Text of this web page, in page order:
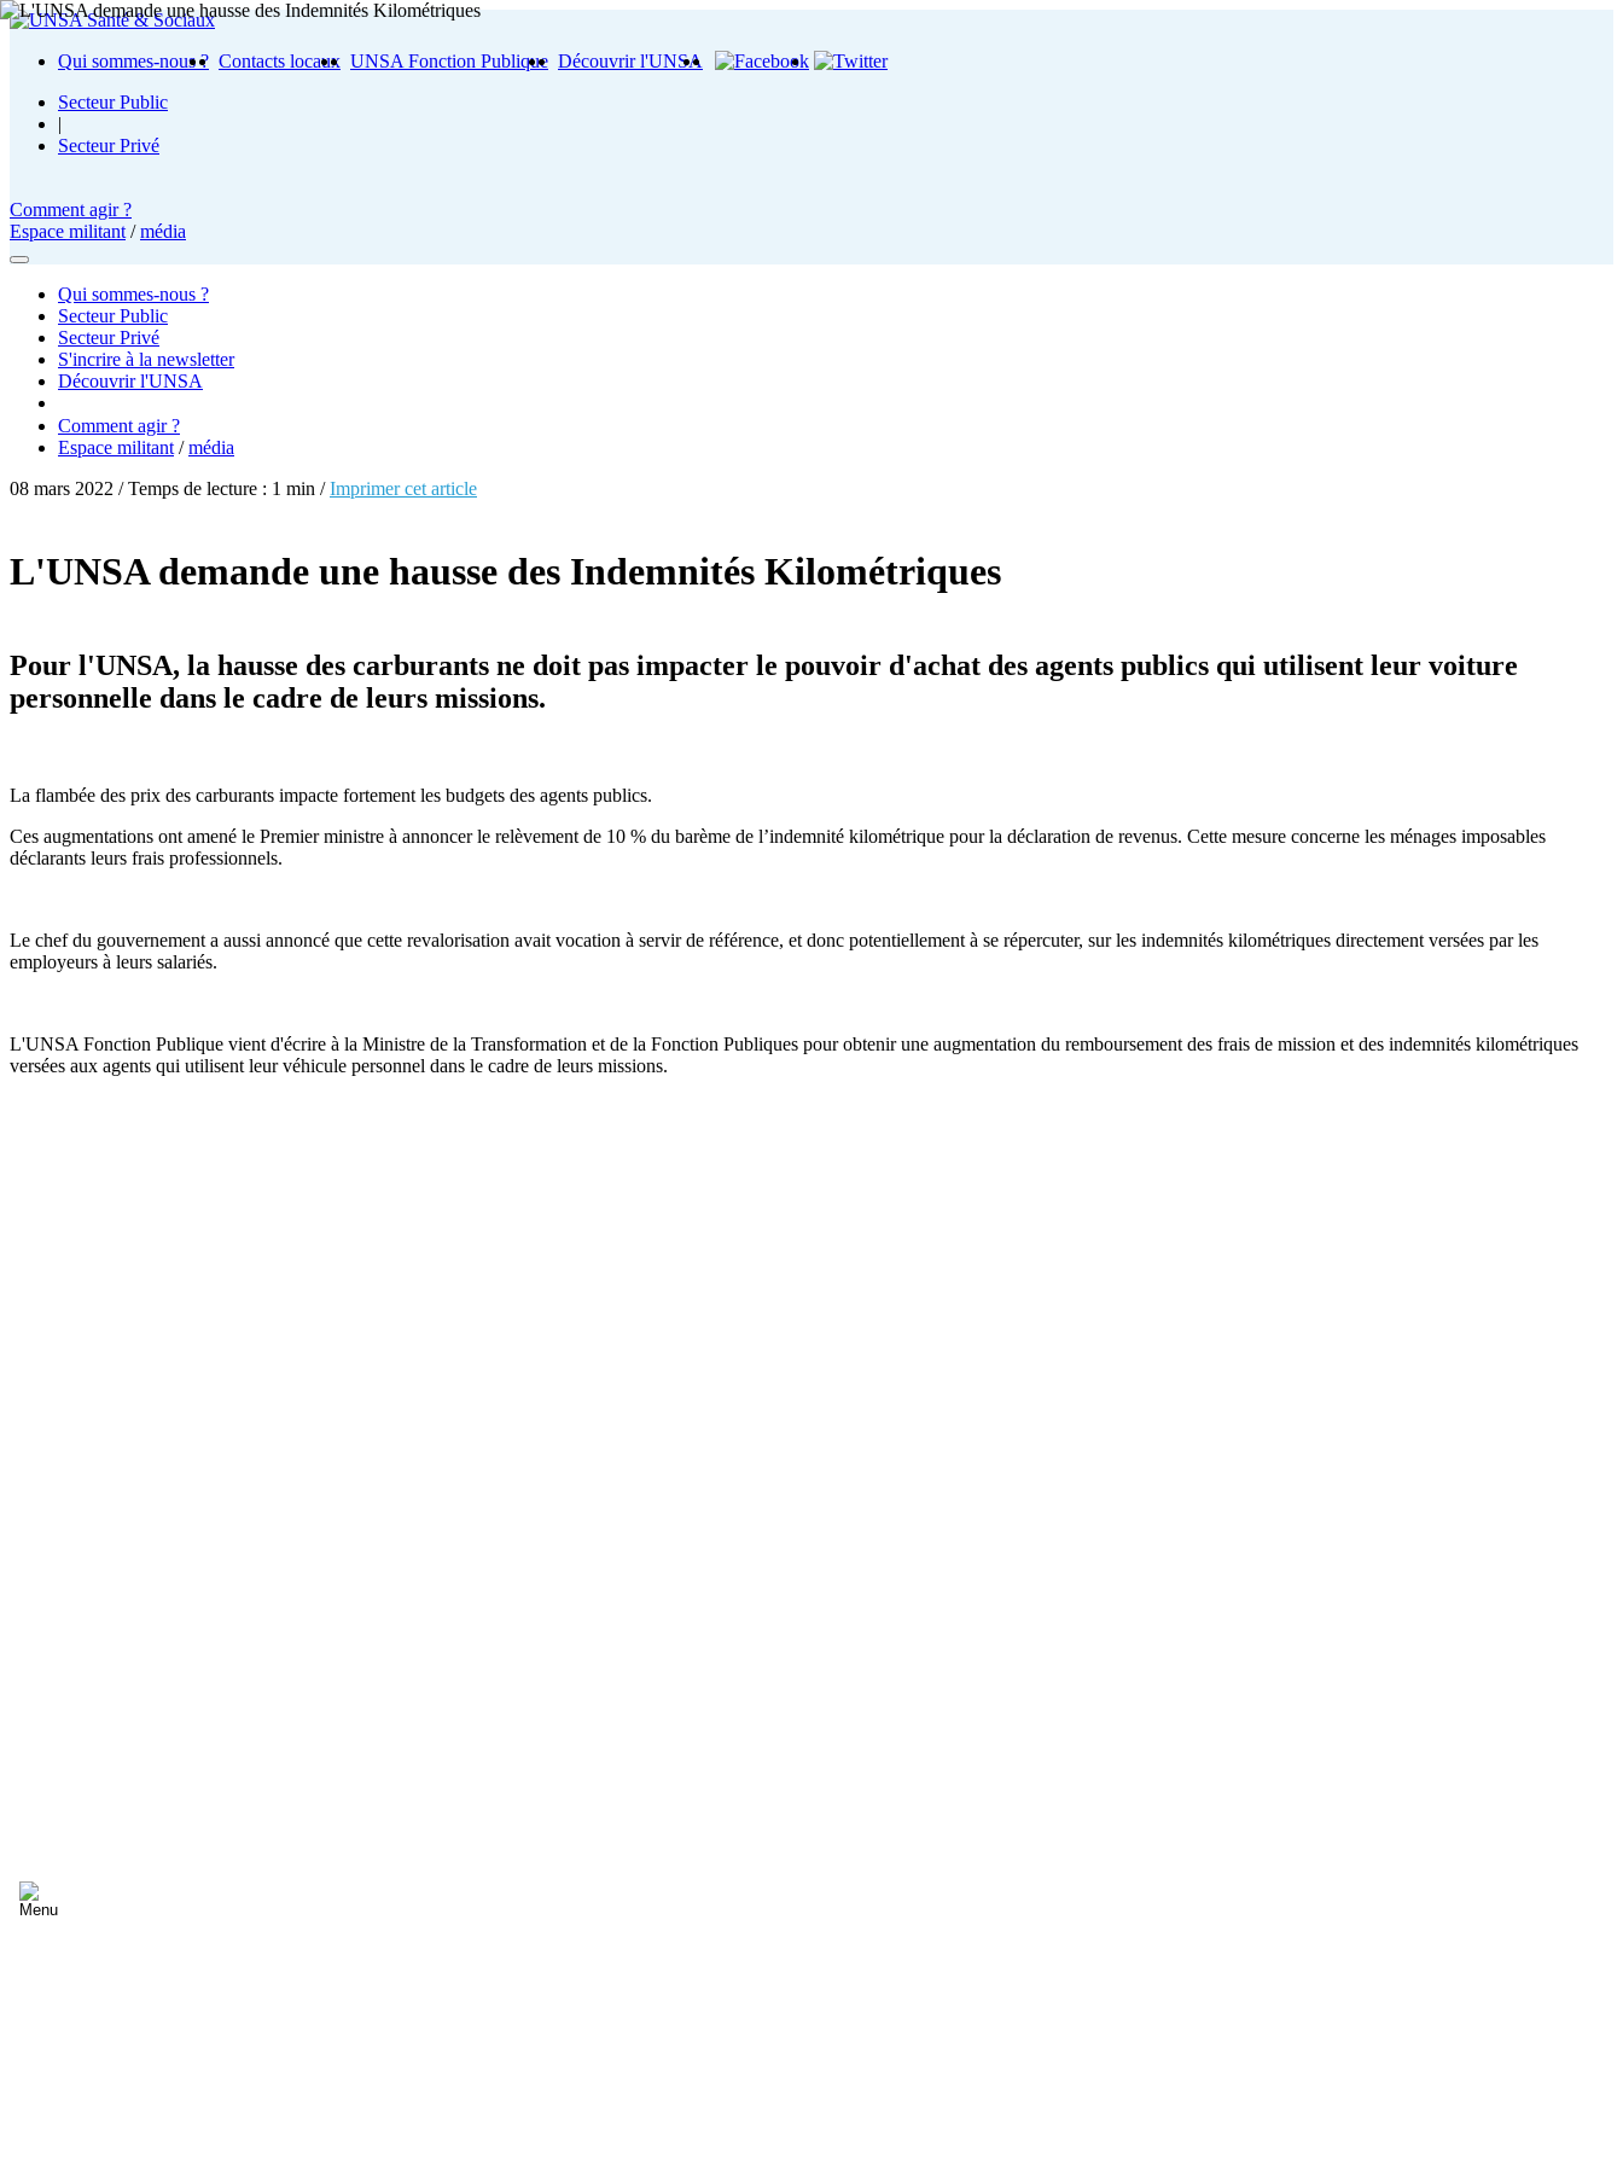
Qui sommes-nous ? Contacts locaux UNSA Fonction Publique Découvrir l'UNSA
Secteur Public
|
Secteur Privé
Comment agir ?
Espace militant /média
Qui sommes-nous ?
Secteur Public
Secteur Privé
S'incrire à la newsletter
Découvrir l'UNSA
Comment agir ?
Espace militant /média
08 mars 2022 / Temps de lecture : 1 min /Imprimer cet article
L'UNSA demande une hausse des Indemnités Kilométriques
Pour l'UNSA, la hausse des carburants ne doit pas impacter le pouvoir d'achat des agents publics qui utilisent leur voiture
personnelle dans le cadre de leurs missions.
La flambée des prix des carburants impacte fortement les budgets des agents publics.
Ces augmentations ont amené le Premier ministre à annoncer le relèvement de 10 % du barème de l’indemnité kilométrique pour la déclaration de revenus. Cette mesure concerne les ménages imposables
déclarants leurs frais professionnels.
Le chef du gouvernement a aussi annoncé que cette revalorisation avait vocation à servir de référence, et donc potentiellement à se répercuter, sur les indemnités kilométriques directement versées par les
employeurs à leurs salariés.
L'UNSA Fonction Publique vient d'écrire à la Ministre de la Transformation et de la Fonction Publiques pour obtenir une augmentation du remboursement des frais de mission et des indemnités kilométriques
versées aux agents qui utilisent leur véhicule personnel dans le cadre de leurs missions.